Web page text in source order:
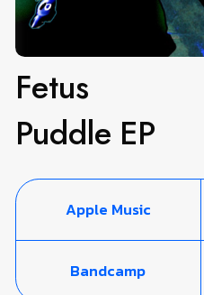
Fetus
Puddle EP
Apple Music
Bandcamp